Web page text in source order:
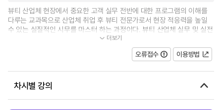
뷰티 산업체 현장에서 중요한 고객 실무 전반에 대한 프로그램의 이해를
다루는 교과목으로 산업체 취업 후 뷰티 전문가로서 현장 적응력을 높일
수 있는 실질적인 시무를 마스터 하는 과정이다. 뷰티 산업체 실무 및 실전
커뮤니케이션에 대한 이해를 통해 조...
더보기
오류접수 이용방법
차시별 강의